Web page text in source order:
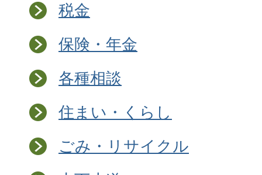
税金
保険・年金
各種相談
住まい・くらし
ごみ・リサイクル